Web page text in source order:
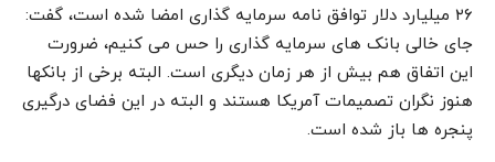
۲۶ میلیارد دلار توافق نامه سرمایه گذاری امضا شده است، گفت:
جای خالی بانک های سرمایه گذاری را حس می کنیم، ضرورت
این اتفاق هم بیش از هر زمان دیگری است. البته برخی از بانکها
هنوز نگران تصمیمات آمریکا هستند و البته در این فضای درگیری
پنجره ها باز شده است.